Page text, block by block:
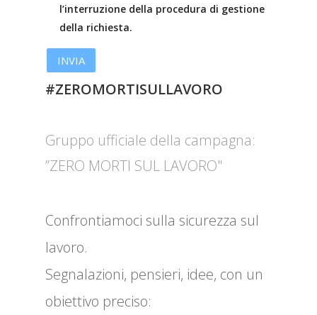
l’interruzione della procedura di gestione
della richiesta.
#ZEROMORTISULLAVORO
Gruppo ufficiale della campagna:
”ZERO MORTI SUL LAVORO"
Confrontiamoci sulla sicurezza sul
lavoro.
Segnalazioni, pensieri, idee, con un
obiettivo preciso: